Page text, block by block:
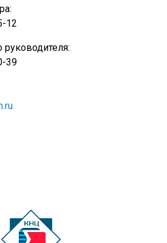
12
руководителя:
39